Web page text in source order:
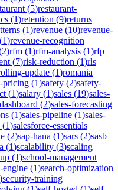
(5)restaurant-
(1)retention (9)returns
(1)revenue (10)revenue-
(1)revenue-recognition
2)rfm (1)rfm-analysis (1)rfp
(7)risk-reduction (1)rls
update (1)romania
pricing (1)safety (2)safety-
(1)salary (1)sales (19)sales-
(2)sales-forecasting
(1)sales-pipeline (1)sales-
(1)salesforce-essentials
(2)sap-hana (1)sars (2)sasb
(1)scalability (3)scaling
(1)school-management
engine (1)search-optimization
)security-training